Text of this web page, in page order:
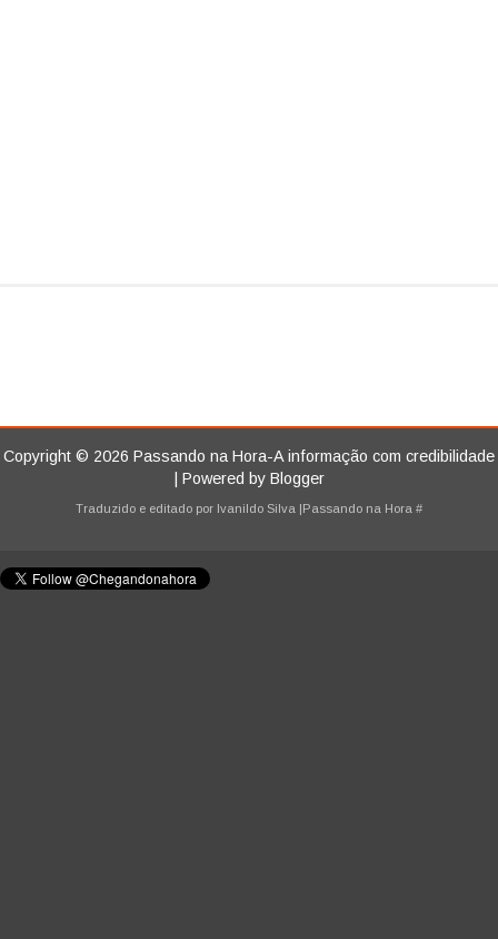
Copyright © 2026 Passando na Hora-A informação com credibilidade
| Powered by Blogger
Traduzido e editado por Ivanildo Silva |Passando na Hora #